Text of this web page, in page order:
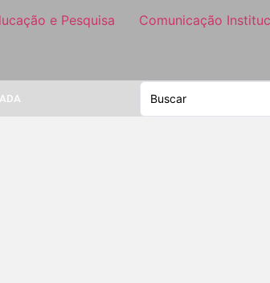
e Pesquisa Comunicação